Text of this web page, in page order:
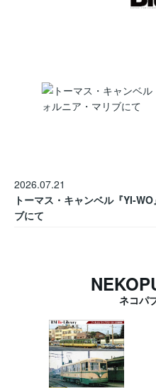
2026.07.21
トーマス・キャンベル『YI-
ブにて
ネコパ